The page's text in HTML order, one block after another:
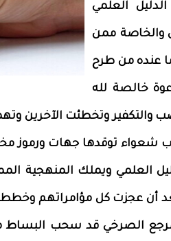
العلمي
والخاصة ممن
عنده من طرح
خالصة لله
والتكفير وتخطئت الآخرين
توقدها جهات ورموز
العلمي ويملك المنهجية
بعد أن عجزت كل مؤامراتهم
الصرخي قد سحب